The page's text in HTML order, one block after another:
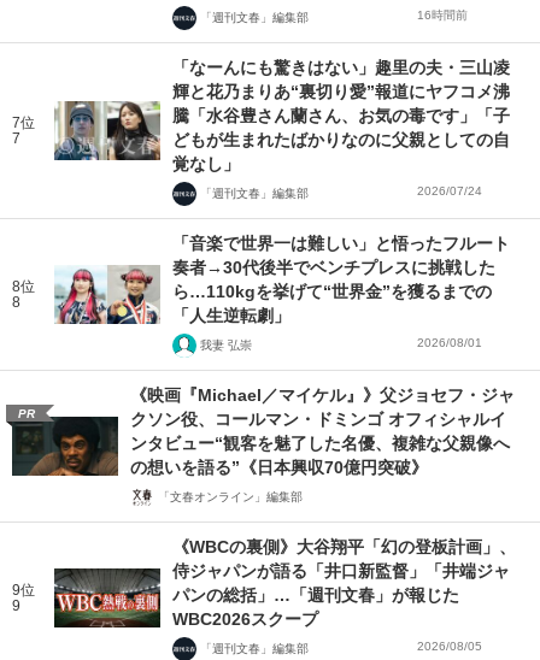
「週刊文春」編集部 16時間前
7位
7
「なーんにも驚きはない」趣里の夫・三山凌
輝と花乃まりあ“裏切り愛”報道にヤフコメ沸
騰「水谷豊さん蘭さん、お気の毒です」「子
どもが生まれたばかりなのに父親としての自
覚なし」
「週刊文春」編集部 2026/07/24
8位
8
「音楽で世界一は難しい」と悟ったフルート
奏者→30代後半でベンチプレスに挑戦した
ら…110kgを挙げて“世界金”を獲るまでの
「人生逆転劇」
我妻 弘崇 2026/08/01
PR
《映画『Michael／マイケル』》父ジョセフ・ジャ
クソン役、コールマン・ドミンゴ オフィシャルイ
ンタビュー“観客を魅了した名優、複雑な父親像へ
の想いを語る”《日本興収70億円突破》
「文春オンライン」編集部
9位
9
《WBCの裏側》大谷翔平「幻の登板計画」、
侍ジャパンが語る「井口新監督」「井端ジャ
パンの総括」…「週刊文春」が報じた
WBC2026スクープ
「週刊文春」編集部 2026/08/05